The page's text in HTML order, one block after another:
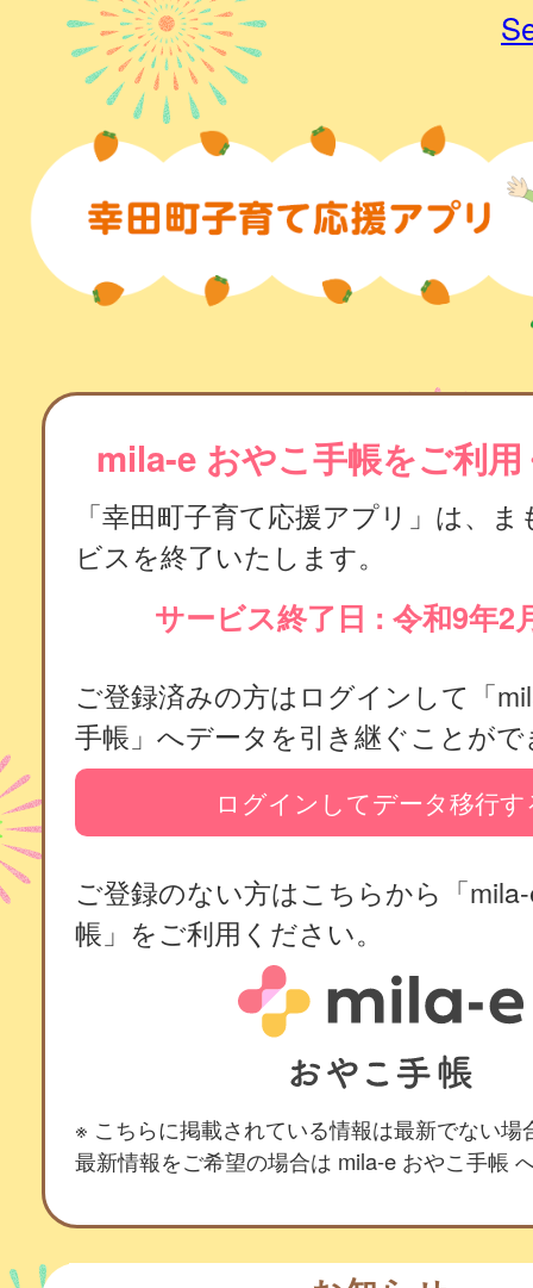
mila-e おやこ手帳をご利
「幸田町子育て応援アプリ」は、
ビスを終了いたします。
サービス終了日 : 令和9年2
ご登録済みの方はログインして「
手帳」へデータを引き継ぐことが
ログインしてデータ移行す
ご登録のない方はこちらから「
帳」をご利用ください。
※ こちらに掲載されている情報は最新でない場
最新情報をご希望の場合は mila-e おやこ手帳